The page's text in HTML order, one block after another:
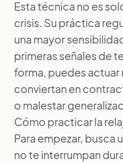
Esta técnica no es
crisis. Su práctica
una mayor
primeras señales de
forma, puedes actuar
conviertan en
o malestar
Cómo practicar la
Para empezar, busca
no te interrumpan